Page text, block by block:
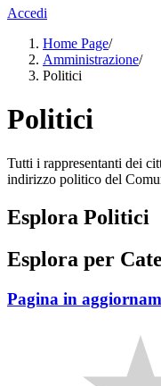
Accedi
Home Page/
Amministrazione/
Politici
Politici
Tutti i rappresentanti dei
indirizzo politico del
Esplora Politici
Esplora per
Pagina in